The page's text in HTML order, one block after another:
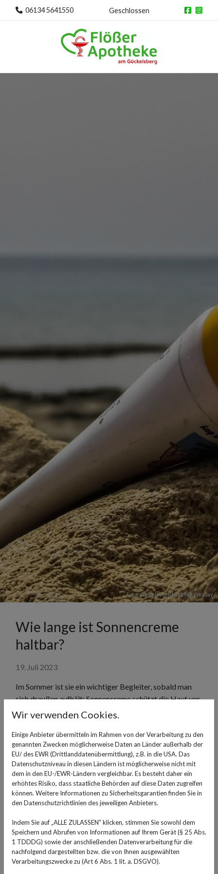
06134 5641550 Geschlossen
Foto: dimitrisvetsikas1969,Pixabay
Wie lange ist Sonnencreme
haltbar?
19. Juli 2023
Im Sommer ist sie ein wichtiger Begleiter, sobald man
sich draußen aufhält: Sonnencreme schützt die Haut vor
Sonnenbrand. Die Stellen am Körper, die nicht mit
werden, damit die Haut keinen Schaden nimmt. Die
Creme bietet je nach Lichtschutzfaktor einen guten
Schutz vor schädlichen UV-Strahlen. Wenn die
Sonnencreme nicht komplett verwendet wird, stellt sich
die Frage: Lohnt es sich, den Sonnenschutz für das
nächste Jahr aufzuheben? Oder ist sie dann nicht mehr
verwendbar? Hier gibt es einige Tipps rund um die
Sonnencreme:
Wie funktioniert eine
Sonnencreme?
Wir verwenden Cookies.
Einige Anbieter übermitteln im Rahmen von der Verarbeitung zu den
genannten Zwecken möglicherweise Daten an Länder außerhalb der
EU/ des EWR (Drittlanddatenübermittlung), z.B. in die USA. Das
Datenschutzniveau in diesen Ländern ist möglicherweise nicht mit
dem in den EU-/EWR-Ländern vergleichbar. Es besteht daher ein
erhöhtes Risiko, dass staatliche Behörden auf diese Daten zugreifen
können. Weitere Informationen zu Sicherheitsgarantien finden Sie in
den Datenschutzrichtlinien des jeweiligen Anbieters.
Indem Sie auf „ALLE ZULASSEN" klicken, stimmen Sie sowohl dem
Speichern und Abrufen von Informationen auf Ihrem Gerät (§ 25 Abs.
1 TDDDG) sowie der anschließenden Datenverarbeitung für die
nachfolgend dargestellten bzw. die von Ihnen ausgewählten
Verarbeitungszwecke zu (Art 6 Abs. 1 lit. a. DSGVO).